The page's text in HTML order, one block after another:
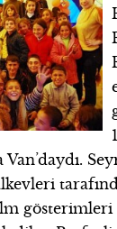
gösterimleri